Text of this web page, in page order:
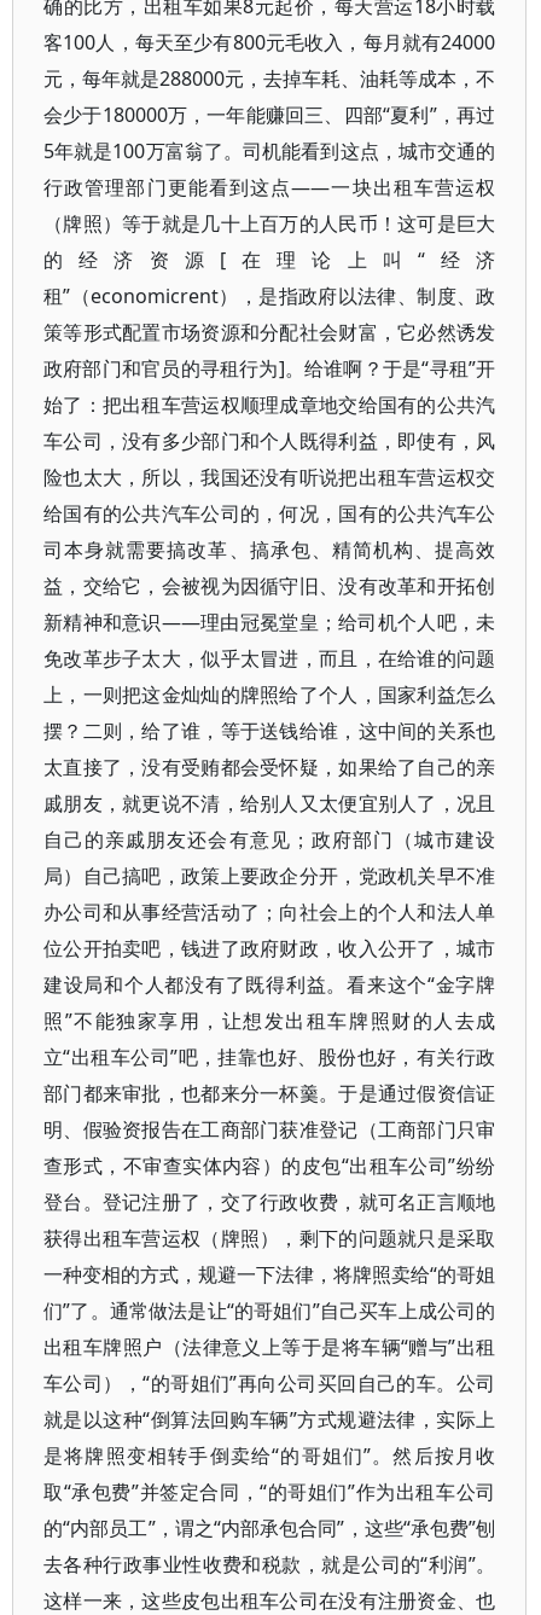
确的比方，出租车如果8元起价，每天营运18小时载
客100人，每天至少有800元毛收入，每月就有24000
元，每年就是288000元，去掉车耗、油耗等成本，不
会少于180000万，一年能赚回三、四部“夏利”，再过
5年就是100万富翁了。司机能看到这点，城市交通的
行政管理部门更能看到这点——一块出租车营运权
（牌照）等于就是几十上百万的人民币！这可是巨大
的经济资源[在理论上叫“经济
租”（economicrent），是指政府以法律、制度、政
策等形式配置市场资源和分配社会财富，它必然诱发
政府部门和官员的寻租行为]。给谁啊？于是“寻租”开
始了：把出租车营运权顺理成章地交给国有的公共汽
车公司，没有多少部门和个人既得利益，即使有，风
险也太大，所以，我国还没有听说把出租车营运权交
给国有的公共汽车公司的，何况，国有的公共汽车公
司本身就需要搞改革、搞承包、精简机构、提高效
益，交给它，会被视为因循守旧、没有改革和开拓创
新精神和意识——理由冠冕堂皇；给司机个人吧，未
免改革步子太大，似乎太冒进，而且，在给谁的问题
上，一则把这金灿灿的牌照给了个人，国家利益怎么
摆？二则，给了谁，等于送钱给谁，这中间的关系也
太直接了，没有受贿都会受怀疑，如果给了自己的亲
戚朋友，就更说不清，给别人又太便宜别人了，况且
自己的亲戚朋友还会有意见；政府部门（城市建设
局）自己搞吧，政策上要政企分开，党政机关早不准
办公司和从事经营活动了；向社会上的个人和法人单
位公开拍卖吧，钱进了政府财政，收入公开了，城市
建设局和个人都没有了既得利益。看来这个“金字牌
照”不能独家享用，让想发出租车牌照财的人去成
立“出租车公司”吧，挂靠也好、股份也好，有关行政
部门都来审批，也都来分一杯羹。于是通过假资信证
明、假验资报告在工商部门获准登记（工商部门只审
查形式，不审查实体内容）的皮包“出租车公司”纷纷
登台。登记注册了，交了行政收费，就可名正言顺地
获得出租车营运权（牌照），剩下的问题就只是采取
一种变相的方式，规避一下法律，将牌照卖给“的哥姐
们”了。通常做法是让“的哥姐们”自己买车上成公司的
出租车牌照户（法律意义上等于是将车辆“赠与”出租
车公司），“的哥姐们”再向公司买回自己的车。公司
就是以这种“倒算法回购车辆”方式规避法律，实际上
是将牌照变相转手倒卖给“的哥姐们”。然后按月收
取“承包费”并签定合同，“的哥姐们”作为出租车公司
的“内部员工”，谓之“内部承包合同”，这些“承包费”刨
去各种行政事业性收费和税款，就是公司的“利润”。
这样一来，这些皮包出租车公司在没有注册资金、也